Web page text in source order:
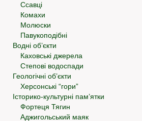
Ссавці
Комахи
Молюски
Павукоподібні
Водні об’єкти
Каховські джерела
Степові водоспади
Геологічні об’єкти
Херсонські “гори”
Історико-культурні пам’ятки
Фортеця Тягин
Аджигольський маяк